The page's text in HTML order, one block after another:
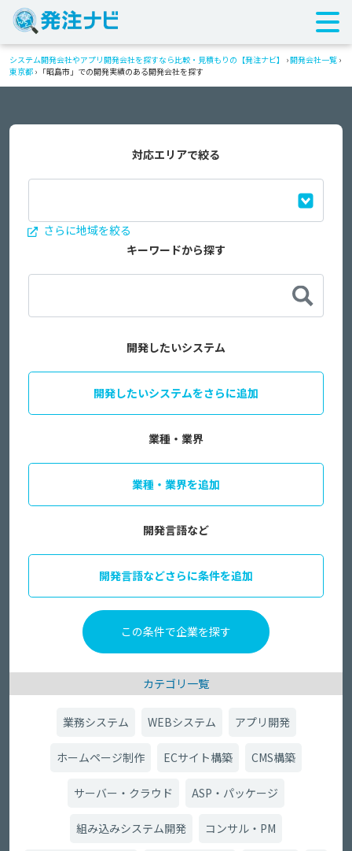
システム開発会社やアプリ開発会社を探すなら比較・見積もりの【発注ナビ】 ›開発会社一覧 ›
東京都 › 「昭島市」での開発実績のある開発会社を探す
対応エリアで絞る
さらに地域を絞る
キーワードから探す
開発したいシステム
開発したいシステムをさらに追加
業種・業界
業種・業界を追加
開発言語など
開発言語などさらに条件を追加
カテゴリ一覧
業務システム WEBシステム アプリ開発
ホームページ制作 ECサイト構築 CMS構築
サーバー・クラウド ASP・パッケージ
組み込みシステム開発 コンサル・PM